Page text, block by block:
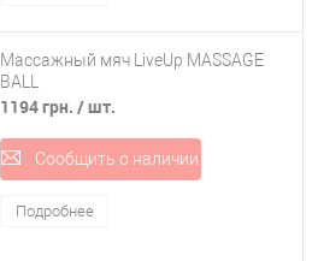
Массажный мяч LiveUp MASSAGE
BALL
1194 грн. / шт.
Сообщить о наличии
Подробнее